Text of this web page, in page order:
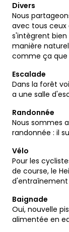
Divers
Nous
avec tous ceux
s'intègrent
manière
comme ça que
Escalade
Dans la forêt
a une salle
Randonnée
Nous sommes
randonnée : il
Vélo
Pour les
de course, le
d'entraînement
Baignade
Oui, nouvelle
alimentée en